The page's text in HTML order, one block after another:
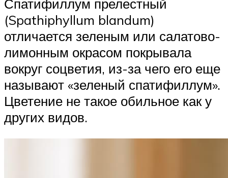
Спатифиллум прелестный
(Spathiphyllum blandum)
отличается зеленым или салатово-
лимонным окрасом покрывала
вокруг соцветия, из-за чего его еще
называют «зеленый спатифиллум».
Цветение не такое обильное как у
других видов.